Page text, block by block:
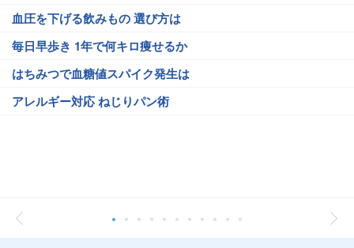
血圧を下げる飲みもの 選び方は
毎日早歩き 1年で何キロ痩せるか
はちみつで血糖値スパイク発生は
アレルギー対応 ねじりパン術